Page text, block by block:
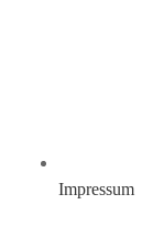
Impressum